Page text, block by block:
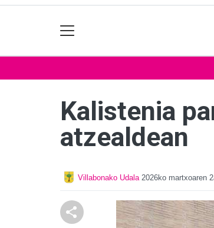
Kalistenia
atzealdean
Villabonako Udala 2026ko martxoaren